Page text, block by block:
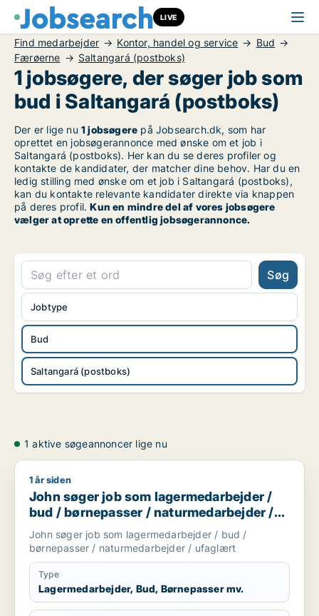
LIVE
Find medarbejder Kontor, handel og service
Bud
Færøerne
Saltangará (postboks)
1 jobsøgere, der søger job som
bud i Saltangará (postboks)
Der er lige nu 1 jobsøgere på Jobsearch.dk, som har
oprettet en jobsøgerannonce med ønske om et job i
Saltangará (postboks). Her kan du se deres profiler og
kontakte de kandidater, der matcher dine behov. Har du en
ledig stilling med ønske om et job i Saltangará (postboks),
kan du kontakte relevante kandidater direkte via knappen
på deres profil.Kun en mindre del af vores jobsøgere
vælger at oprette en offentlig jobsøgerannonce.
Søg
Bud
Saltangará (postboks)
Jobtype
1 aktive søgeannoncer lige nu
John søger job som lagermedarbejder / bud /
1 år siden
John søger job som lagermedarbejder /
bud / børnepasser / naturmedarbejder /
ufaglært
John søger job som lagermedarbejder / bud /
børnepasser / naturmedarbejder / ufaglært
Type
Lagermedarbejder, Bud, Børnepasser mv.